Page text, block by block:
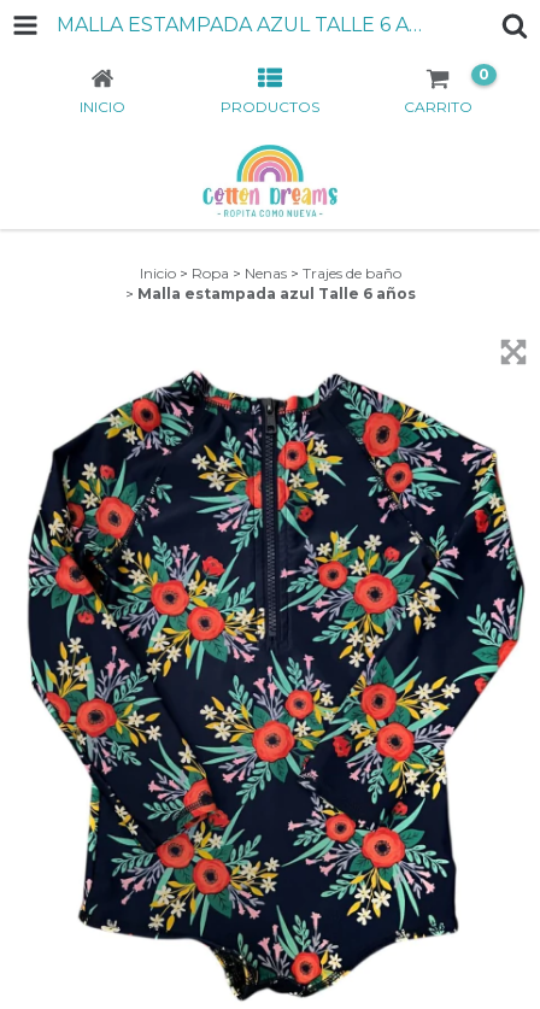
MALLA ESTAMPADA AZUL TALLE 6 AÑOS
INICIO PRODUCTOS CARRITO
0
Inicio > Ropa > Nenas > Trajes de baño
> Malla estampada azul Talle 6 años